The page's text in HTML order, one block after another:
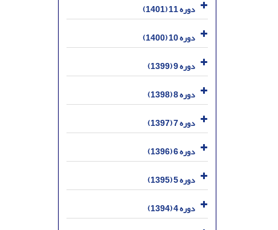
دوره 11 (1401)
دوره 10 (1400)
دوره 9 (1399)
دوره 8 (1398)
دوره 7 (1397)
دوره 6 (1396)
دوره 5 (1395)
دوره 4 (1394)